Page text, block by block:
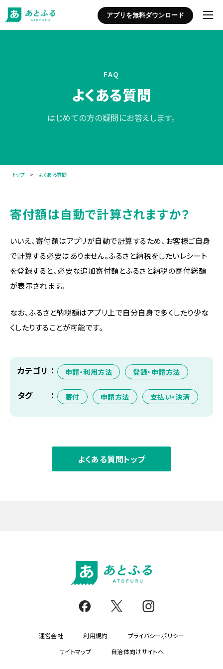
アプリを無料ダウンロード
FAQ
よくある質問
はじめての方の疑問にお答えします。
トップ> よくある質問
寄付額は自動で計算されますか？
いいえ、寄付額はアプリが自動で計算するため、お客様ご自身
で計算する必要はありません。ふるさと納税をしたいレシート
を登録すると、必要な追加寄付額とふるさと納税の寄付総額
が表示されます。
なお、ふるさと納税額はアプリ上で自分自身で多くしたり少な
くしたりすることが可能です。
カテゴリ 申請・利用方法 登録・申請方法
タグ 寄付 申請方法 支払い・決済
よくある質問トップ
運営会社 利用規約
プライバシーポリシー
サイトマップ
自治体向けサイトへ